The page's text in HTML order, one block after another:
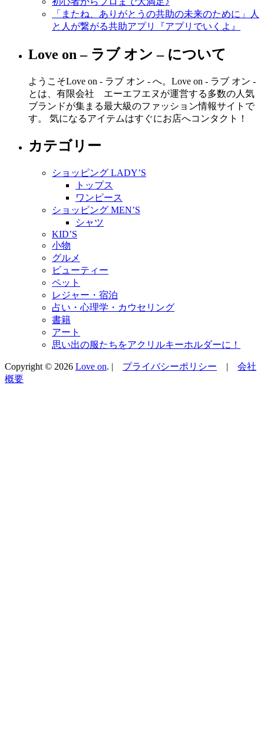
「またね、ありがとうの共助の未来のために」人
と人が繋がる共助アプリ『アプリでいくよ』
Love on – ラブ オン – について
ようこそLove on - ラブ オン - へ。Love on - ラブ オン -
とは、有限会社 エーエフエヌが運営する多数の人気
ブランドが集まる最大級のファッション情報サイトで
す。 気になるアイテムはすぐにお店へコンタクト！
カテゴリー
ショッピング LADY’S
トップス
ワンピース
ショッピング MEN’S
シャツ
KID’S
小物
グルメ
ビューティー
ペット
レジャー・宿泊
占い・心理学・カウセリング
書籍
アート
思い出の服たちをアクリルキーホルダーに！
Copyright © 2026 Love on. | プライバシーポリシー | 会社
概要